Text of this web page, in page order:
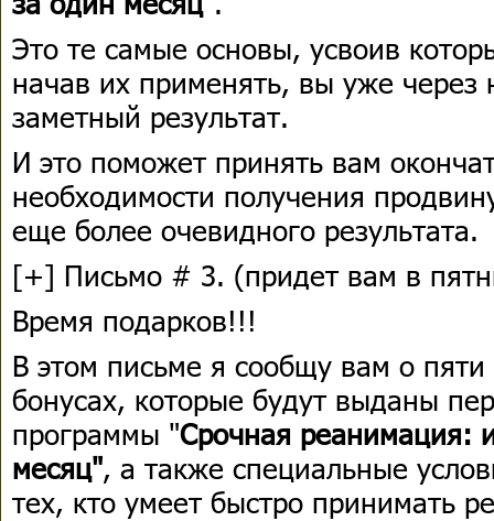
Это те самые основы, усвоив
начав их применять, вы уже через
заметный результат.
И это поможет принять вам
необходимости получения
еще более очевидного результата.
[+] Письмо # 3. (придет вам в
Время подарков!!!
В этом письме я сообщу вам о пяти
бонусах, которые будут выданы
программы "Срочная реанимация:
месяц", а также специальные
тех, кто умеет быстро принимать